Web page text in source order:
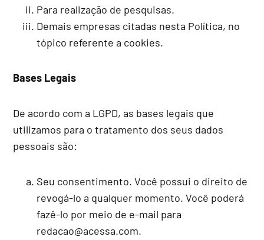
Para realização de pesquisas.
Demais empresas citadas nesta Política, no
tópico referente a cookies.
Bases Legais
De acordo com a LGPD, as bases legais que
utilizamos para o tratamento dos seus dados
pessoais são:
Seu consentimento. Você possui o direito de
revogá-lo a qualquer momento. Você poderá
fazê-lo por meio de e-mail para
redacao@acessa.com.